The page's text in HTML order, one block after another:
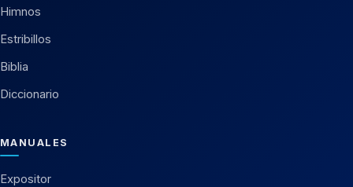
Himnos
Estribillos
Biblia
Diccionario
MANUALES
Expositor